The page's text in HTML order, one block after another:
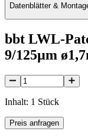
Datenblätter &
bbt LWL-
9/125µm
Inhalt: 1 Stück
Preis anfragen